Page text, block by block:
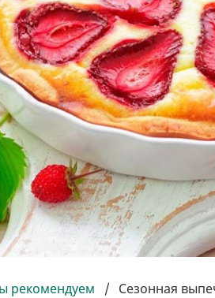
рекомендуем / Сезонная